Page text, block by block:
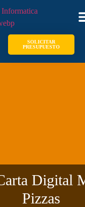
SOLICITAR
PRESUPUESTO
Digital
Pizzas